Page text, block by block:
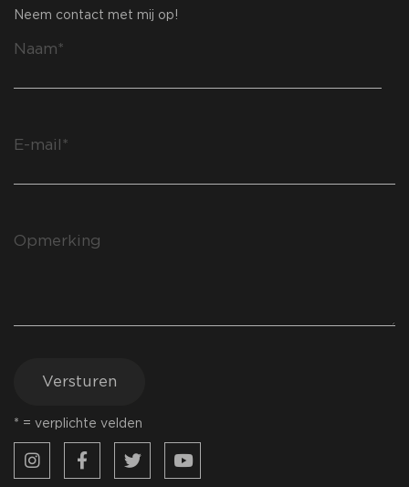
Neem contact met mij op!
Versturen
* = verplichte velden